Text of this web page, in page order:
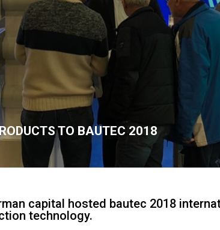
TO BAUTEC 2018
capital hosted bautec 2018
technology.